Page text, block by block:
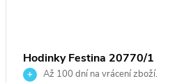
Hodinky Festina 20770/1
Až 100 dní na vrácení zboží.